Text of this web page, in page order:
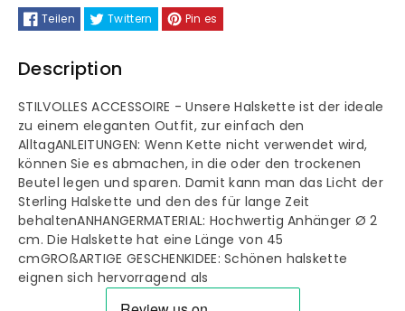
Charmed
Edelstein,
Kristalle
Anhänger,
Halskette
mit
Natursteinen,
Halskette
Charmed
Edelstein,
Kristalle
Anhänger,
Halskette
mit
Natursteinen,
Halskette
Teilen Twittern Pin es
Description
STILVOLLES ACCESSOIRE - Unsere Halskette ist der ideale
zu einem eleganten Outfit, zur einfach den
AlltagANLEITUNGEN: Wenn Kette nicht verwendet wird,
können Sie es abmachen, in die oder den trockenen
Beutel legen und sparen. Damit kann man das Licht der
Sterling Halskette und den des für lange Zeit
behaltenANHANGERMATERIAL: Hochwertig Anhänger Ø 2
cm. Die Halskette hat eine Länge von 45
cmGROßARTIGE GESCHENKIDEE: Schönen halskette
eignen sich hervorragend als